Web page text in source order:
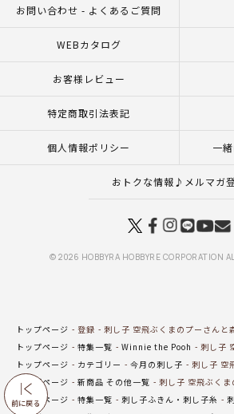
前に戻る
お問い合わせ - よくあるご質問
WEBカタログ
お客様レビュー
特定商取引法表記
個人情報ポリシー 一
おトクな情報♪メルマガ
© 2026 HOBBYRA HOBBYRE CORPORATION
トップページ 登録
刺し子 空飛ぶくまのプーさんと
トップページ
特集一覧 Winnie the Pooh
刺し子
トップページ
カテゴリー 今月の刺し子
刺し子 空
トップページ
新商品 その他一覧
刺し子 空飛ぶく
トップページ
特集一覧 刺し子ふきん・刺し子糸